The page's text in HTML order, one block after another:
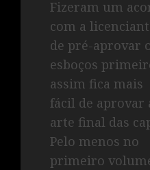
Fizeram um
com a
de pré-aprovar
esboços
assim fica mais
fácil de aprovar
arte final das
Pelo menos no
primeiro